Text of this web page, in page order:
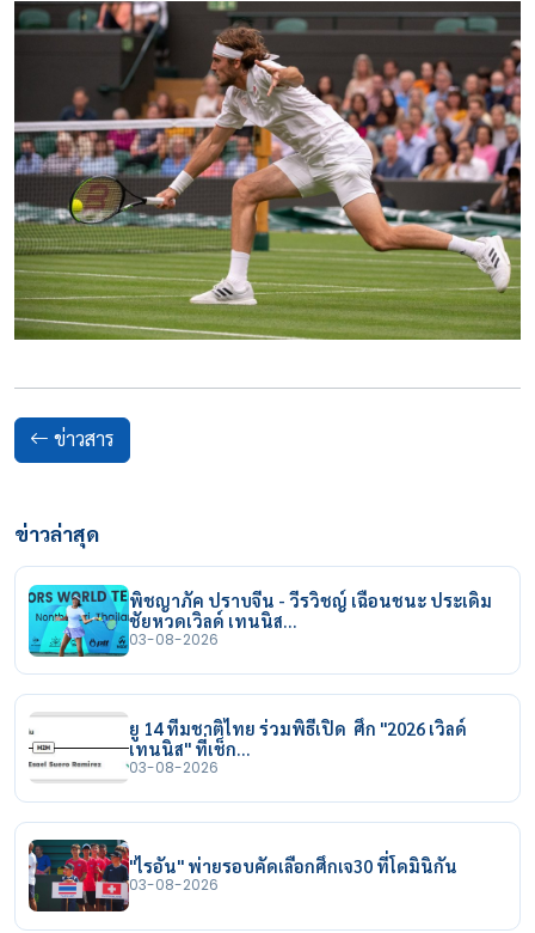
ข่าวสาร
ข่าวล่าสุด
พิชญาภัค ปราบจีน - วีรวิชญ์ เฉือนชนะ ประเดิม
ชัยหวดเวิลด์ เทนนิส…
03-08-2026
ยู 14 ทีมชาติไทย ร่วมพิธีเปิด ศึก "2026 เวิลด์
เทนนิส" ที่เช็ก…
03-08-2026
"ไรอัน" พ่ายรอบคัดเลือกศึกเจ30 ที่โดมินิกัน
03-08-2026